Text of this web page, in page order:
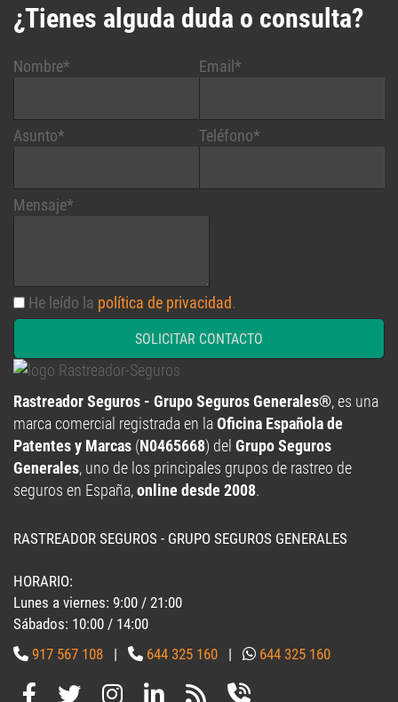
¿Tienes alguda duda o consulta?
Nombre*
Asunto*
Email*
Teléfono*
Mensaje*
He leído la política de privacidad.
SOLICITAR CONTACTO
Rastreador Seguros - Grupo Seguros Generales®, es una
marca comercial registrada en laOficina Española de
Patentes y Marcas (N0465668) del Grupo Seguros
Generales, uno de los principales grupos de rastreo de
seguros en España,online desde 2008.
RASTREADOR SEGUROS - GRUPO SEGUROS GENERALES
HORARIO:
Lunes a viernes: 9:00 / 21:00
Sábados: 10:00 / 14:00
917 567 108 | 644 325 160 | 644 325 160